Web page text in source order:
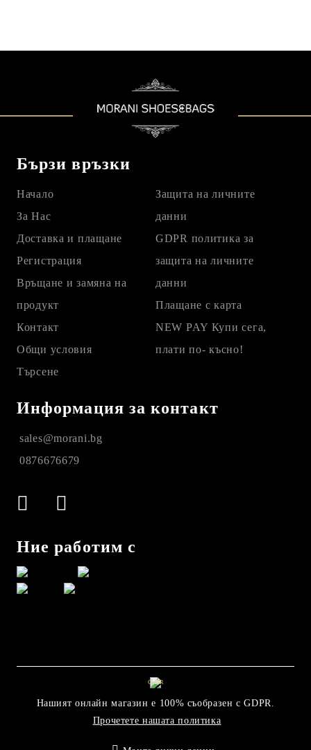
Бързи връзки
Начало
За Нас
Доставка и плащане
Регистрация
Връщане и замяна на
продукт
Контакт
Общи условия
Търсене
Защита на личните
данни
GDPR политика за
защита на личните
данни
Плащане с карта
NEW PAY Купи сега,
плати по- късно!
Информация за контакт
sales@morani.bg
0876676679
Ние работим с
GDPR
Нашият онлайн магазин е 100% съобразен с GDPR.
Прочетете нашата политика